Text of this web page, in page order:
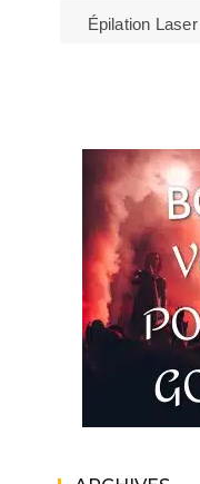
Épilation Laser